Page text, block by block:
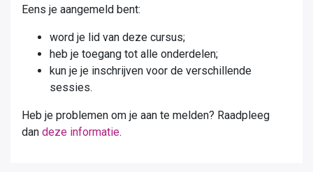
Eens je aangemeld bent:
word je lid van deze cursus;
heb je toegang tot alle onderdelen;
kun je je inschrijven voor de verschillende
sessies.
Heb je problemen om je aan te melden? Raadpleeg
dan deze informatie.